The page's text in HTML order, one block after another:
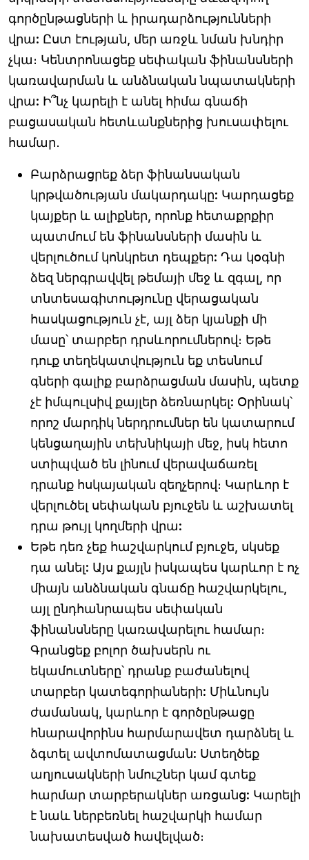
գործընթացների և իրադարձությունների
վրա: Ըստ էության, մեր առջև նման խնդիր
չկա։ Կենտրոնացեք սեփական ֆինանսների
կառավարման և անձնական նպատակների
վրա: Ի՞նչ կարելի է անել հիմա գնաճի
բացասական հետևանքներից խուսափելու
համար․
Բարձրացրեք ձեր ֆինանսական
կրթվածության մակարդակը: Կարդացեք
կայքեր և ալիքներ, որոնք հետաքրքիր
պատմում են ֆինանսների մասին և
վերլուծում կոնկրետ դեպքեր: Դա կօգնի
ձեզ ներգրավվել թեմայի մեջ և զգալ, որ
տնտեսագիտությունը վերացական
հասկացություն չէ, այլ ձեր կյանքի մի
մասը՝ տարբեր դրսևորումներով։ Եթե ​​
դուք տեղեկատվություն եք տեսնում
գների գալիք բարձրացման մասին, պետք
չէ իմպուլսիվ քայլեր ձեռնարկել: Օրինակ՝
որոշ մարդիկ ներդրումներ են կատարում
կենցաղային տեխնիկայի մեջ, իսկ հետո
ստիպված են լինում վերավաճառել
դրանք հսկայական զեղչերով։ Կարևոր է
վերլուծել սեփական բյուջեն և աշխատել
դրա թույլ կողմերի վրա:
Եթե դեռ չեք հաշվարկում բյուջե, սկսեք
դա անել: Այս քայլն իսկապես կարևոր է ոչ
միայն անձնական գնաճը հաշվարկելու,
այլ ընդհանրապես սեփական
ֆինանսները կառավարելու համար։
Գրանցեք բոլոր ծախսերն ու
եկամուտները՝ դրանք բաժանելով
տարբեր կատեգորիաների: Միևնույն
ժամանակ, կարևոր է գործընթացը
հնարավորինս հարմարավետ դարձնել և
ձգտել ավտոմատացման: Ստեղծեք
աղյուսակների նմուշներ կամ գտեք
հարմար տարբերակներ առցանց: Կարելի
է նաև ներբեռնել հաշվարկի համար
նախատեսված հավելված։